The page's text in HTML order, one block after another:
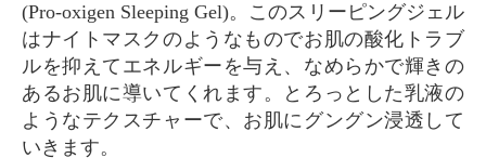
(Pro-oxigen Sleeping Gel)。このスリーピングジェル
はナイトマスクのようなものでお肌の酸化トラブ
ルを抑えてエネルギーを与え、なめらかで輝きの
あるお肌に導いてくれます。とろっとした乳液の
ようなテクスチャーで、お肌にグングン浸透して
いきます。